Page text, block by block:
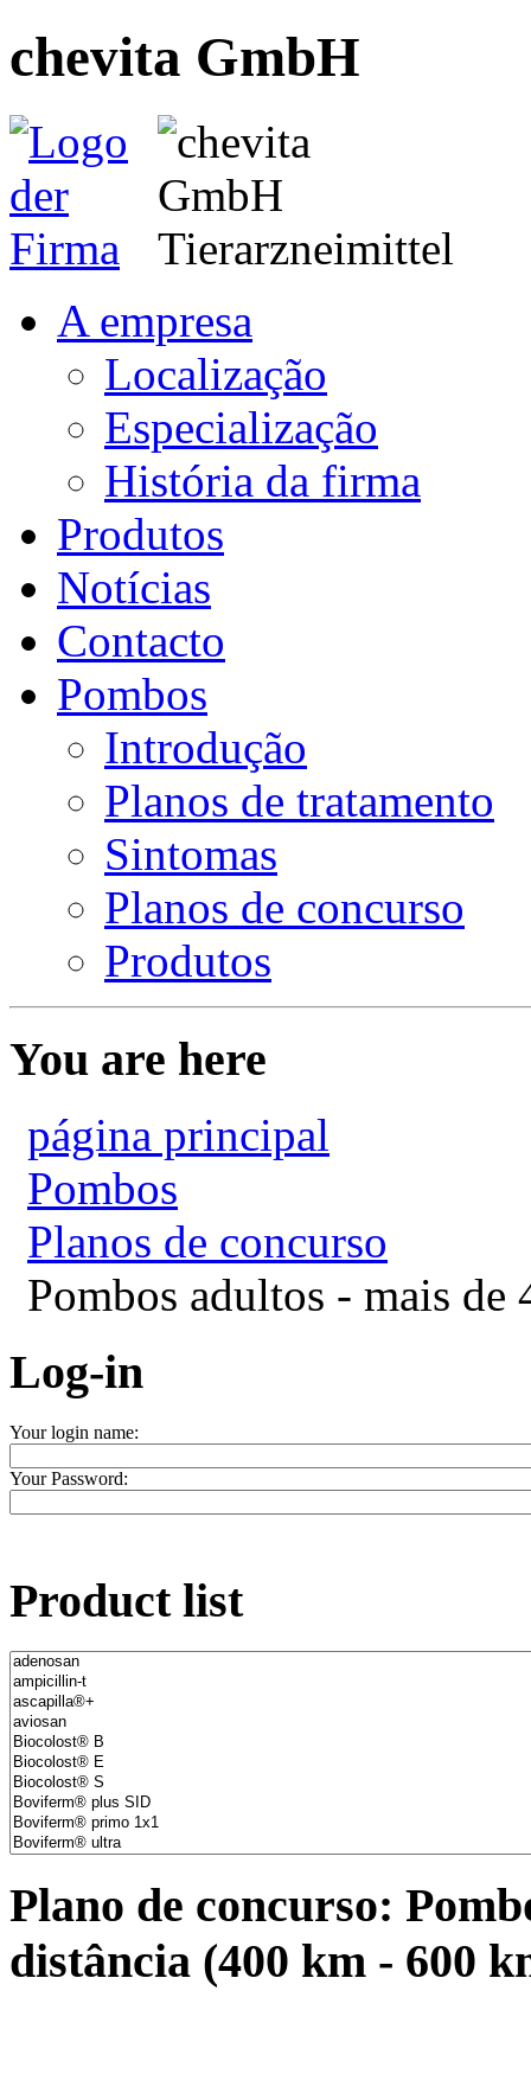
chevita GmbH
A empresa
Localização
Especialização
História da firma
Produtos
Notícias
Contacto
Pombos
Introdução
Planos de tratamento
Sintomas
Planos de concurso
Produtos
You are here
página principal
Pombos
Planos de concurso
Pombos adultos - mais de
Log-in
Your login name:
Your Password:
Product list
Plano de concurso:
distância (400 km - 600